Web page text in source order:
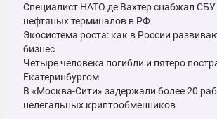
Специалист НАТО де Вахтер снабжал
нефтяных терминалов в РФ
Экосистема роста: как в России
бизнес
Четыре человека погибли и пятеро
Екатеринбургом
В «Москва-Сити» задержали более 20
нелегальных криптообменников